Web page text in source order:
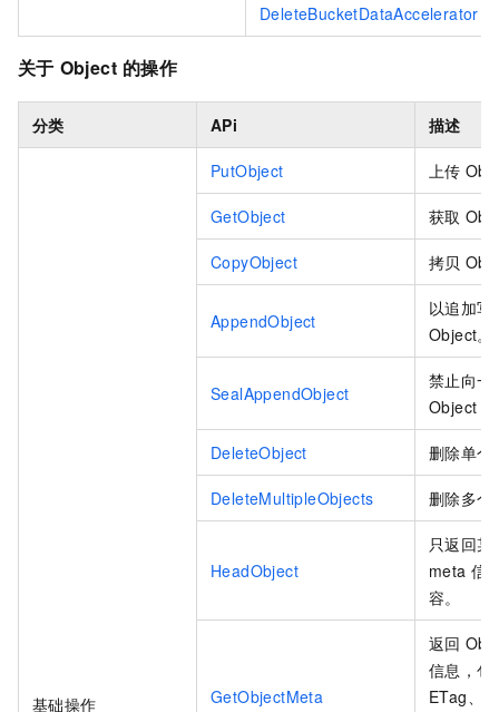
DeleteBucketDataAccelerator
关于 Object 的操作
分类 APi 描述
基础操作
PutObject 上传
GetObject 获取
CopyObject 拷贝
AppendObject
以追加写
Object。
SealAppendObject
禁止向一
Object
DeleteObject 删除单个
DeleteMultipleObjects 删除多个
HeadObject
只返回某
meta 信
容。
GetObjectMeta
返回
信息，包
ETag、